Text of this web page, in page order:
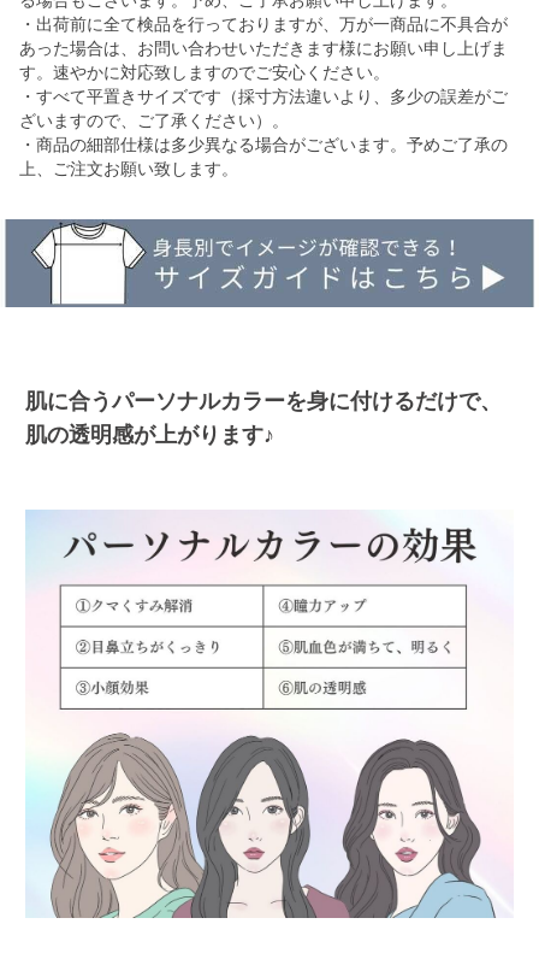
・出荷前に全て検品を行っておりますが、万が一商品に不具合が
あった場合は、お問い合わせいただきます様にお願い申し上げま
す。速やかに対応致しますのでご安心ください。
・すべて平置きサイズです（採寸方法違いより、多少の誤差がご
ざいますので、ご了承ください）。
・商品の細部仕様は多少異なる場合がございます。予めご了承の
上、ご注文お願い致します。
肌に合うパーソナルカラーを身に付けるだけで、
肌の透明感が上がります♪